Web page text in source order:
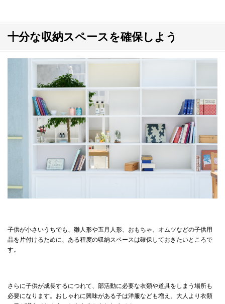
十分な収納スペースを確保しよう
子供が小さいうちでも、雛人形や五月人形、おもちゃ、オムツなどの子供用
品を片付けるために、ある程度の収納スペースは確保しておきたいところで
す。
さらに子供が成長するにつれて、部活動に必要な衣類や道具をしまう場所も
必要になります。おしゃれに興味がある子は洋服なども増え、大人より衣類